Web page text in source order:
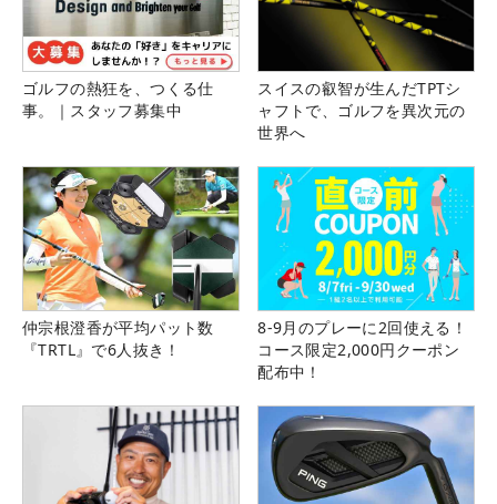
ゴルフの熱狂を、つくる仕
事。｜スタッフ募集中
スイスの叡智が生んだTPTシ
ャフトで、ゴルフを異次元の
世界へ
仲宗根澄香が平均パット数
『TRTL』で6人抜き！
8-9月のプレーに2回使える！
コース限定2,000円クーポン
配布中！